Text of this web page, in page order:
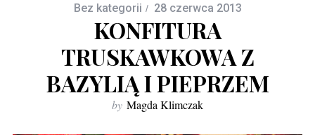
Bez kategorii 28 czerwca 2013
KONFITURA
TRUSKAWKOWA Z
BAZYLIĄ I PIEPRZEM
by Magda Klimczak